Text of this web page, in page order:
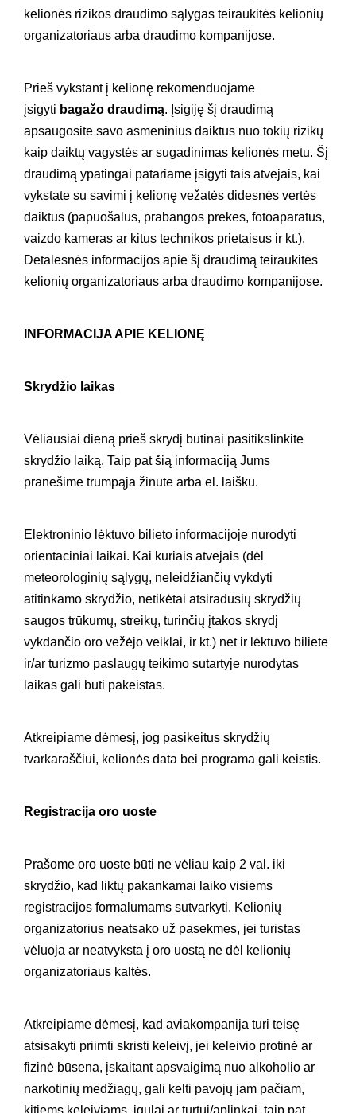
kelionės rizikos draudimo sąlygas teiraukitės kelionių
organizatoriaus arba draudimo kompanijose.
Prieš vykstant į kelionę rekomenduojame
įsigyti bagažo draudimą. Įsigiję šį draudimą
apsaugosite savo asmeninius daiktus nuo tokių rizikų
kaip daiktų vagystės ar sugadinimas kelionės metu. Šį
draudimą ypatingai patariame įsigyti tais atvejais, kai
vykstate su savimi į kelionę vežatės didesnės vertės
daiktus (papuošalus, prabangos prekes, fotoaparatus,
vaizdo kameras ar kitus technikos prietaisus ir kt.).
Detalesnės informacijos apie šį draudimą teiraukitės
kelionių organizatoriaus arba draudimo kompanijose.
INFORMACIJA APIE KELIONĘ
Skrydžio laikas
Vėliausiai dieną prieš skrydį būtinai pasitikslinkite
skrydžio laiką. Taip pat šią informaciją Jums
pranešime trumpąja žinute arba el. laišku.
Elektroninio lėktuvo bilieto informacijoje nurodyti
orientaciniai laikai. Kai kuriais atvejais (dėl
meteorologinių sąlygų, neleidžiančių vykdyti
atitinkamo skrydžio, netikėtai atsiradusių skrydžių
saugos trūkumų, streikų, turinčių įtakos skrydį
vykdančio oro vežėjo veiklai, ir kt.) net ir lėktuvo biliete
ir/ar turizmo paslaugų teikimo sutartyje nurodytas
laikas gali būti pakeistas.
Atkreipiame dėmesį, jog pasikeitus skrydžių
tvarkaraščiui, kelionės data bei programa gali keistis.
Registracija oro uoste
Prašome oro uoste būti ne vėliau kaip 2 val. iki
skrydžio, kad liktų pakankamai laiko visiems
registracijos formalumams sutvarkyti. Kelionių
organizatorius neatsako už pasekmes, jei turistas
vėluoja ar neatvyksta į oro uostą ne dėl kelionių
organizatoriaus kaltės.
Atkreipiame dėmesį, kad aviakompanija turi teisę
atsisakyti priimti skristi keleivį, jei keleivio protinė ar
fizinė būsena, įskaitant apsvaigimą nuo alkoholio ar
narkotinių medžiagų, gali kelti pavojų jam pačiam,
kitiems keleiviams, įgulai ar turtui/aplinkai, taip pat